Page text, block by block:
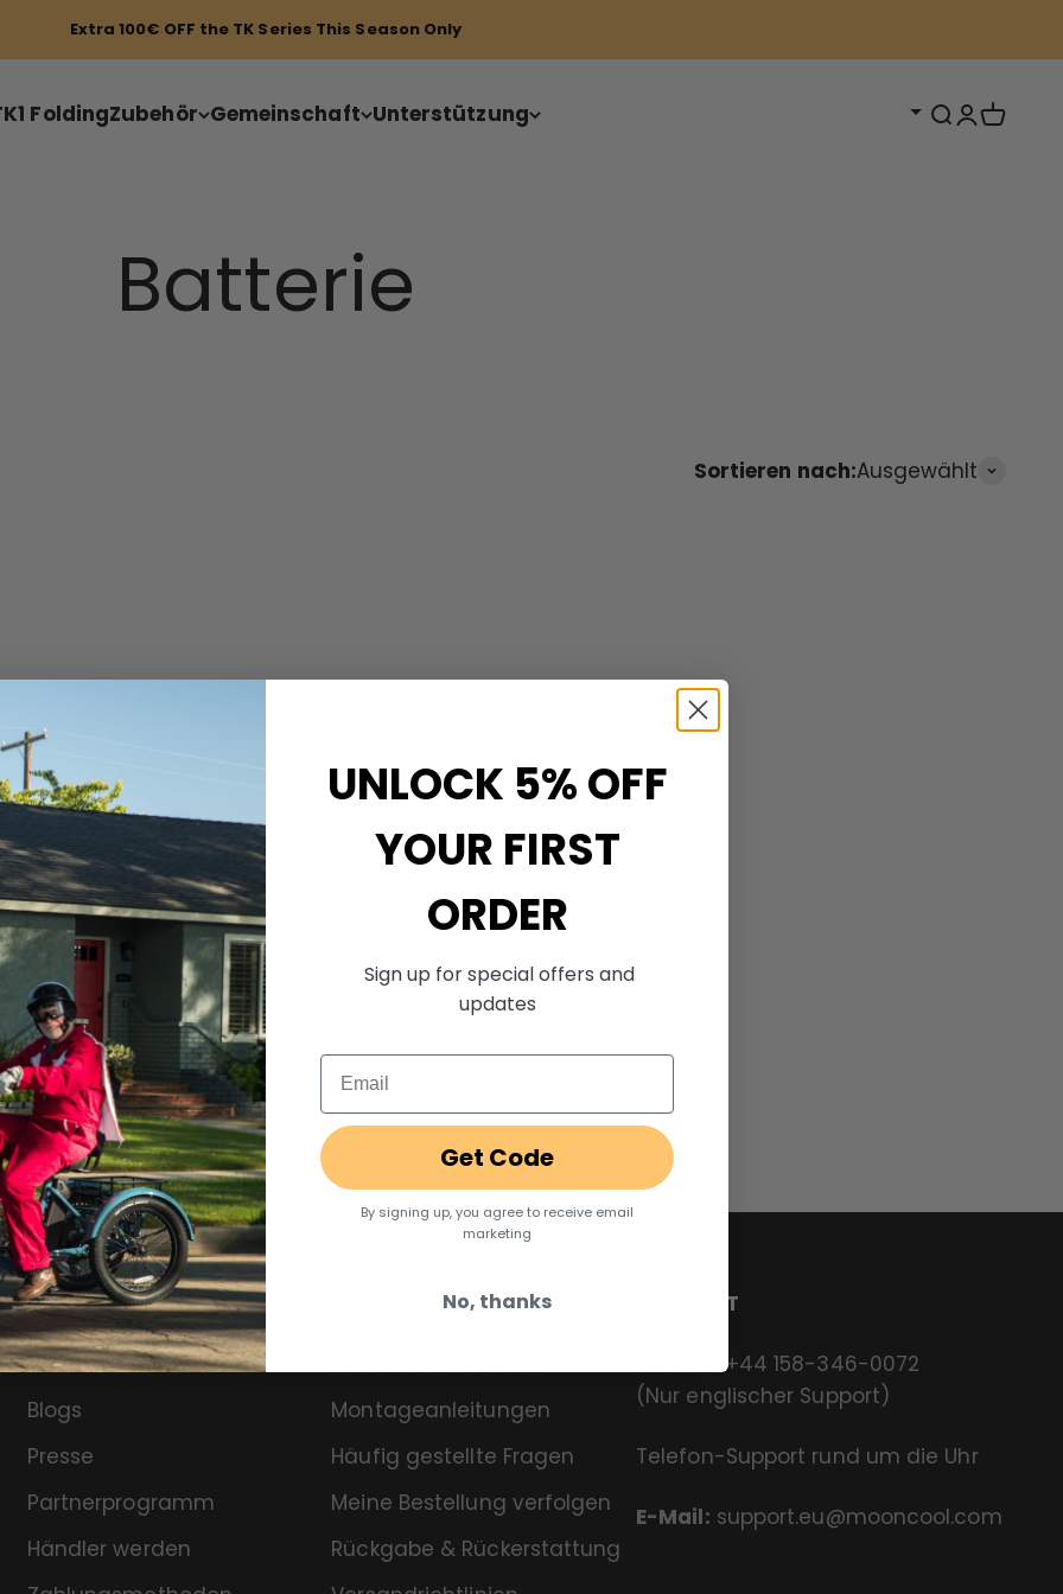
Extra 100€ OFF the TK Series This Season Only
FoldingZubehör Gemeinschaft Unterstützung Suche
Sortieren nach:Ausgewählt
UNTERNEHMEN
Über uns
Blogs
Presse
Partnerprogramm
Händler werden
UNTERSTÜTZUNG
Montageanleitungen
Häufig gestellte Fragen
Meine Bestellung verfolgen
Rückgabe & Rückerstattung
KONTAKT
+44 158-346-0072
(Nur englischer Support)
Telefon-Support rund um die Uhr
E-Mail: support.eu@mooncool.com
UNLOCK 5% OFF
YOUR FIRST
ORDER
Sign up for special offers and
updates
Email
Get Code
By signing up, you agree to receive email
marketing
No, thanks